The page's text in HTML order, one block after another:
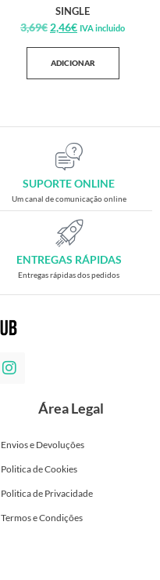
SINGLE
3,69€ 2,46€ IVA incluido
ADICIONAR
SUPORTE ONLINE
Um canal de comunicação online
ENTREGAS RÁPIDAS
Entregas rápidas dos pedidos
Área Legal
Envios e Devoluções
Politica de Cookies
Politica de Privacidade
Termos e Condições